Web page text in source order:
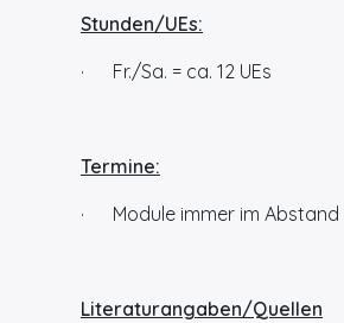
Stunden/UEs:
· Fr./Sa. = ca. 12 UEs
Termine:
· Module immer im Abstand
Literaturangaben/Quellen